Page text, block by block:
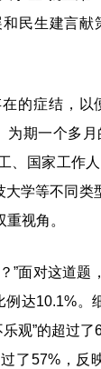
民生建言献
的症结，
期一个多
、国家工作
学等不同类
视角。
”面对这道题
例达10.1%。
观”的超过了
了57%，反